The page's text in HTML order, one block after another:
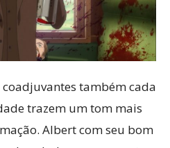
também cada
trazem um tom mais
Albert com seu bom